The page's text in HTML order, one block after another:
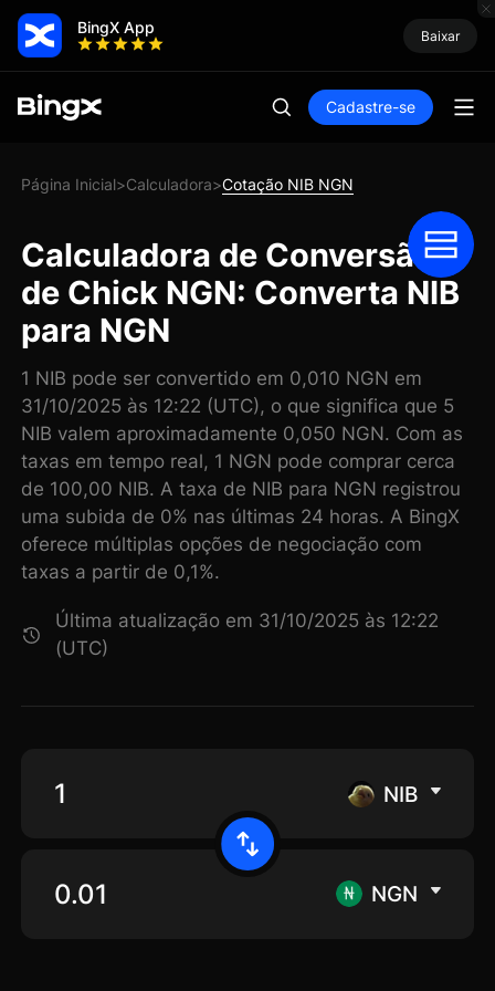
BingX App Baixar
Cadastre-se
Página Inicial>Calculadora>Cotação NIB NGN
Calculadora de Conversão
de Chick NGN: Converta NIB
para NGN
1 NIB pode ser convertido em 0,010 NGN em
31/10/2025 às 12:22 (UTC), o que significa que 5
NIB valem aproximadamente 0,050 NGN. Com as
taxas em tempo real, 1 NGN pode comprar cerca
de 100,00 NIB. A taxa de NIB para NGN registrou
uma subida de 0% nas últimas 24 horas. A BingX
oferece múltiplas opções de negociação com
taxas a partir de 0,1%.
Última atualização em 31/10/2025 às 12:22
(UTC)
NIB
NGN